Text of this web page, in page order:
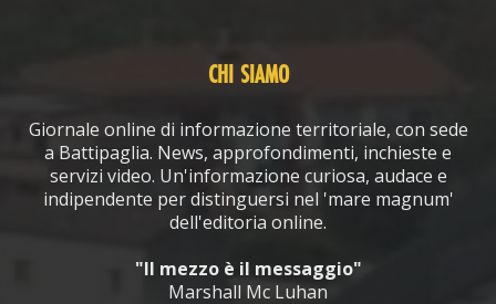
CHI SIAMO
Giornale online di informazione territoriale, con sede
a Battipaglia. News, approfondimenti, inchieste e
servizi video. Un'informazione curiosa, audace e
indipendente per distinguersi nel 'mare magnum'
dell'editoria online.
"Il mezzo è il messaggio"
Marshall Mc Luhan